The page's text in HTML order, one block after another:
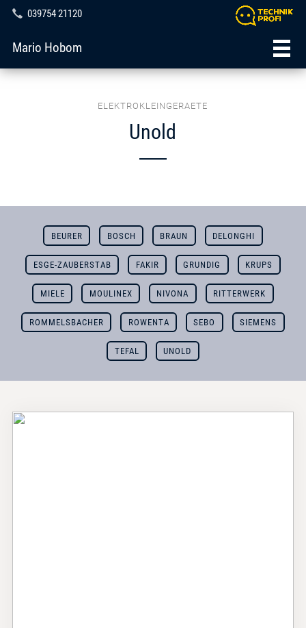
039754 21120
Mario Hobom
ELEKTROKLEINGERAETE
Unold
BEURER BOSCH BRAUN DELONGHI
ESGE-ZAUBERSTAB FAKIR GRUNDIG KRUPS
MIELE MOULINEX NIVONA RITTERWERK
ROMMELSBACHER ROWENTA SEBO SIEMENS
TEFAL UNOLD